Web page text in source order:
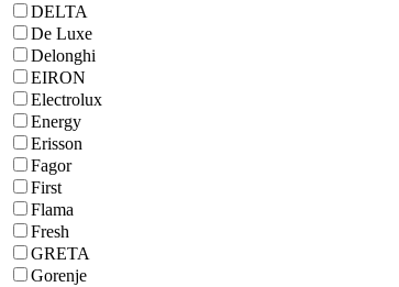
DELTA
De Luxe
Delonghi
EIRON
Electrolux
Energy
Erisson
Fagor
First
Flama
Fresh
GRETA
Gorenje